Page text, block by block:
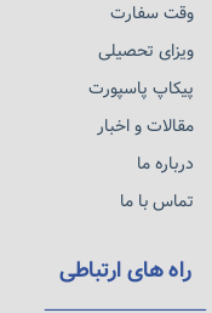
وقت سفارت
ویزای تحصیلی
پیکاپ پاسپورت
مقالات و اخبار
درباره ما
تماس با ما
راه های ارتباطی